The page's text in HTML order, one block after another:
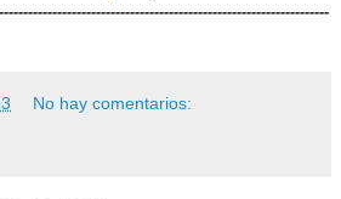
No hay comentarios: